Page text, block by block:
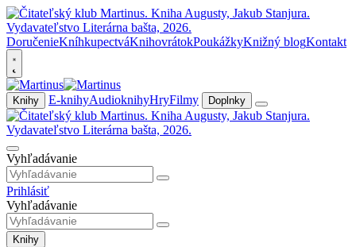
DoručenieKníhkupectváKnihovrátokPoukážkyKnižný blogKontakt
Knihy E-knihyAudioknihyHryFilmy Doplnky
Vyhľadávanie
Prihlásiť
Vyhľadávanie
Knihy